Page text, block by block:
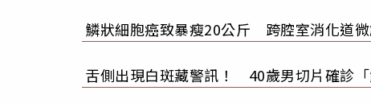
鱗狀細胞癌致暴瘦20公斤 跨腔室消化道
舌側出現白斑藏警訊！ 40歲男切片確診「